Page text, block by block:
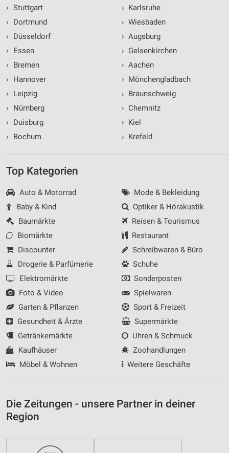
› Stuttgart
›
Dortmund
›
Düsseldorf
›
Essen
›
Bremen
›
Hannover
›
Leipzig
›
Nürnberg
›
Duisburg
›
Bochum
› Karlsruhe
› Wiesbaden
› Augsburg
› Gelsenkirchen
› Aachen
› Mönchengladbach
› Braunschweig
› Chemnitz
› Kiel
› Krefeld
Top Kategorien
Auto & Motorrad
Baby & Kind
Baumärkte
Biomärkte
Discounter
Drogerie & Parfümerie
Elektromärkte
Foto & Video
Garten & Pflanzen
Gesundheit & Ärzte
Getränkemärkte
Kaufhäuser
Möbel & Wohnen
Mode & Bekleidung
Optiker & Hörakustik
Reisen & Tourismus
Restaurant
Schreibwaren & Büro
Schuhe
Sonderposten
Spielwaren
Sport & Freizeit
Supermärkte
Uhren & Schmuck
Zoohandlungen
Weitere Geschäfte
Die Zeitungen - unsere Partner in deiner
Region